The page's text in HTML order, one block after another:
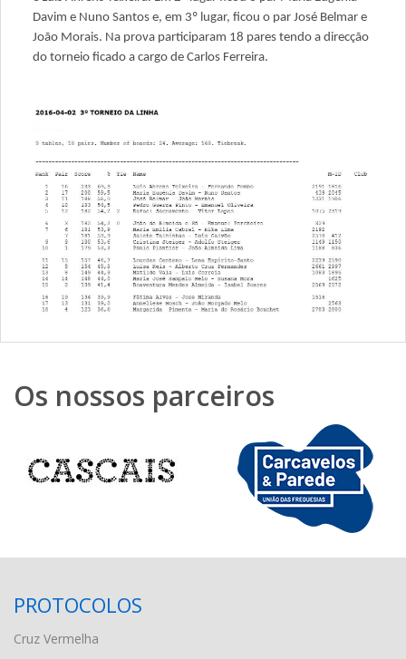
Davim e Nuno Santos e, em 3º lugar, ficou o par José Belmar e
João Morais. Na prova participaram 18 pares tendo a direcção
do torneio ficado a cargo de Carlos Ferreira.
Os nossos parceiros
PROTOCOLOS
Cruz Vermelha